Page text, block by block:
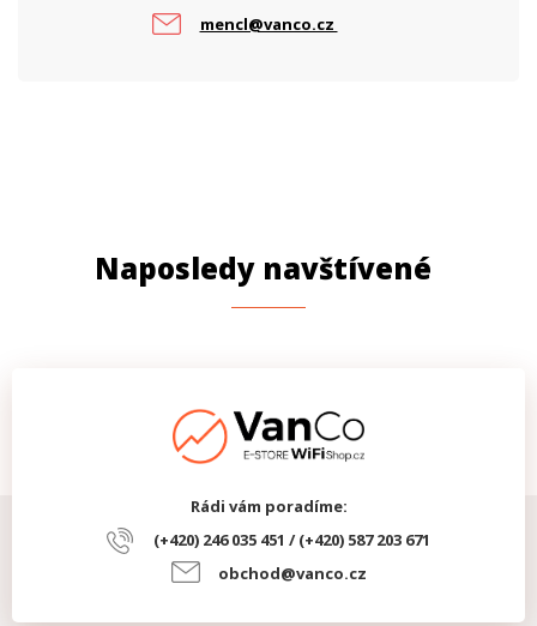
mencl@vanco.cz
Naposledy navštívené
Rádi vám poradíme:
(+420) 246 035 451 / (+420) 587 203 671
obchod@vanco.cz